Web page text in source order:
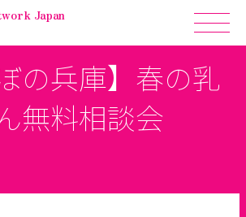
Japan
の兵庫】春の乳
無料相談会